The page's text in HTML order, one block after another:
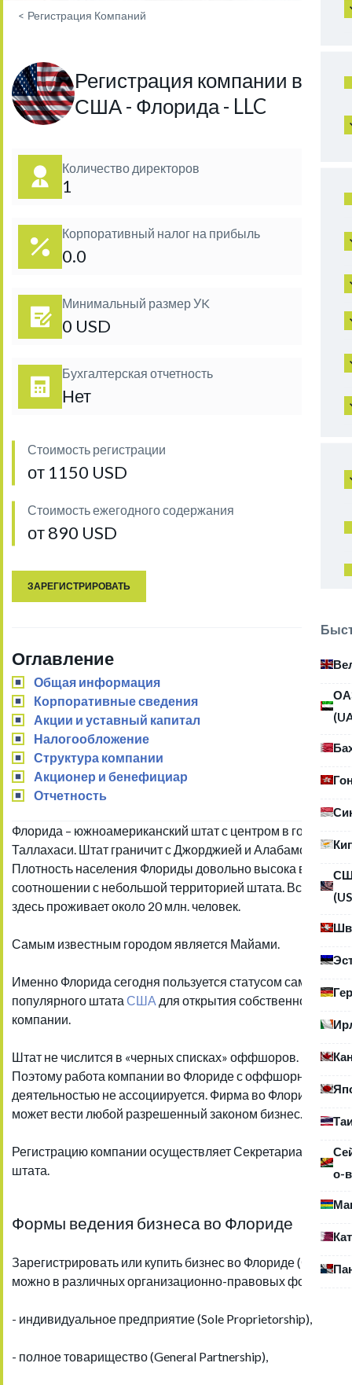
о-
< Регистрация Компаний
Регистрация компании в
США - Флорида - LLC
Количество директоров
1
Корпоративный налог на прибыль
0.0
Минимальный размер УK
0 USD
Бухгалтерская отчетность
Нет
Стоимость регистрации
от 1150 USD
Стоимость ежегодного содержания
от 890 USD
ЗАРЕГИСТРИРОВАТЬ
Оглавление
Общая информация
Корпоративные сведения
Акции и уставный капитал
Налогообложение
Структура компании
Акционер и бенефициар
Отчетность
Флорида – южноамериканский штат с центром в городе
Таллахаси. Штат граничит с Джорджией и Алабамой.
Плотность населения Флориды довольно высока в
соотношении с небольшой территорией штата. Всего
здесь проживает около 20 млн. человек.
Самым известным городом является Майами.
Именно Флорида сегодня пользуется статусом самого
популярного штата США для открытия собственной
компании.
Штат не числится в «черных списках» оффшоров.
Поэтому работа компании во Флориде с оффшорной
деятельностью не ассоциируется. Фирма во Флориде
может вести любой разрешенный законом бизнес.
Регистрацию компании осуществляет Секретариат
штата.
Формы ведения бизнеса во Флориде
Зарегистрировать или купить бизнес во Флориде (США)
можно в различных организационно-правовых формах:
- индивидуальное предприятие (Sole Proprietorship),
- полное товарищество (General Partnership),